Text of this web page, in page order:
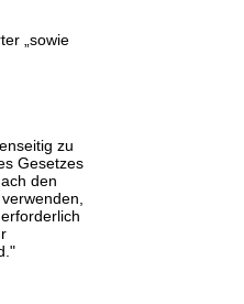
„sowie
zu
Gesetzes
den